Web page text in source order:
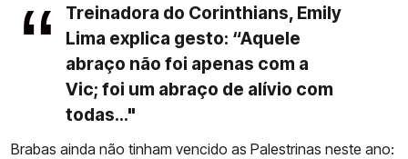
Treinadora do Corinthians, Emily
Lima explica gesto: “Aquele
abraço não foi apenas com a
Vic; foi um abraço de alívio com
todas..."
Brabas ainda não tinham vencido as Palestrinas neste ano: